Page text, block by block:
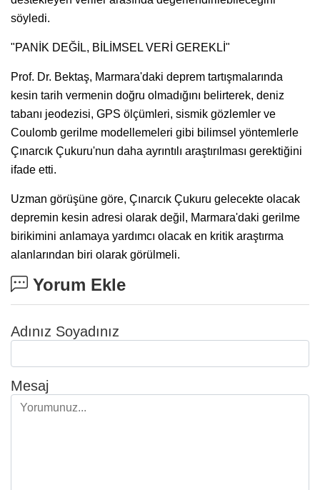
söyledi.
"PANİK DEĞİL, BİLİMSEL VERİ GEREKLİ"
Prof. Dr. Bektaş, Marmara'daki deprem tartışmalarında
kesin tarih vermenin doğru olmadığını belirterek, deniz
tabanı jeodezisi, GPS ölçümleri, sismik gözlemler ve
Coulomb gerilme modellemeleri gibi bilimsel yöntemlerle
Çınarcık Çukuru'nun daha ayrıntılı araştırılması gerektiğini
ifade etti.
Uzman görüşüne göre, Çınarcık Çukuru gelecekte olacak
depremin kesin adresi olarak değil, Marmara'daki gerilme
birikimini anlamaya yardımcı olacak en kritik araştırma
alanlarından biri olarak görülmeli.
Yorum Ekle
Adınız Soyadınız
Mesaj